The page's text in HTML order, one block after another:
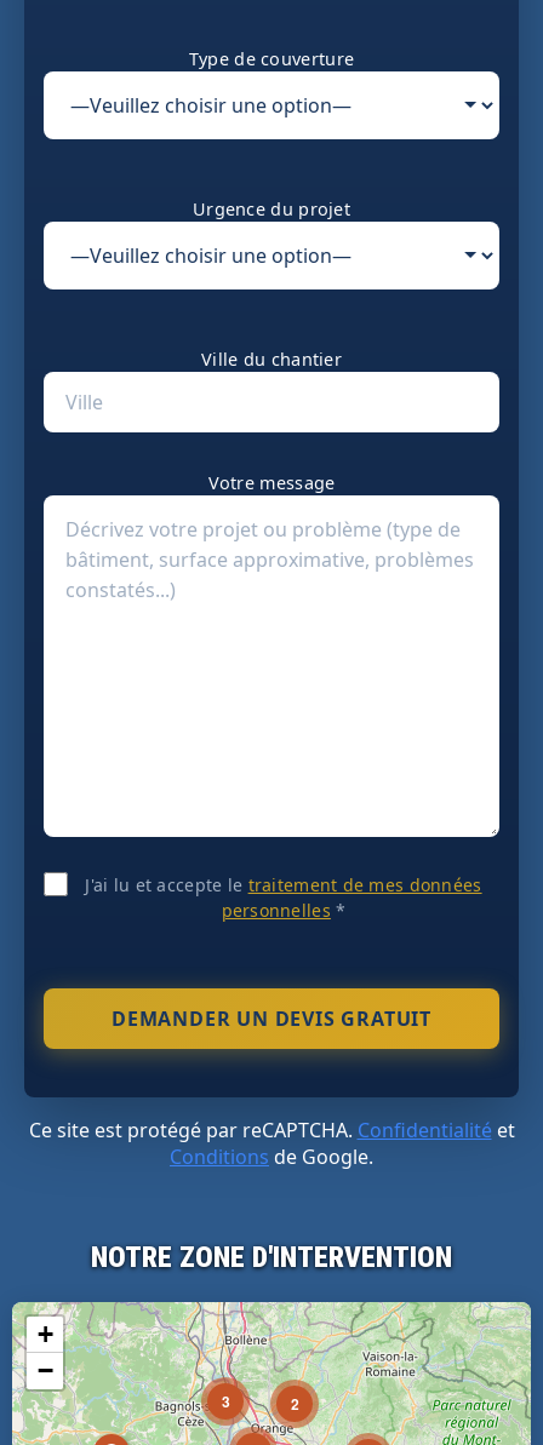
Type de couverture
Urgence du projet
Ville du chantier
Votre message
J'ai lu et accepte le traitement de mes données
personnelles *
Ce site est protégé par reCAPTCHA. Confidentialitéet
Conditions de Google.
NOTRE ZONE D'INTERVENTION
3 2
+
−